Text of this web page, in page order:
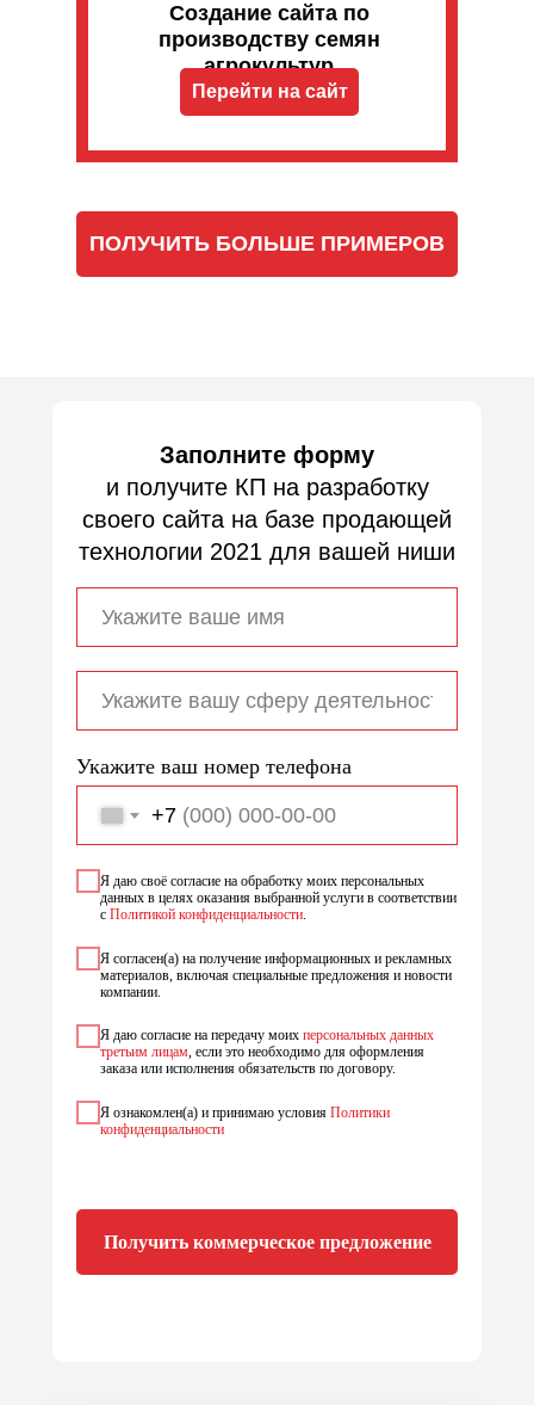
Создание сайта по
производству семян
агрокультур
Перейти на сайт
ПОЛУЧИТЬ БОЛЬШЕ ПРИМЕРОВ
Укажите ваш номер телефона
+7
Я даю своё согласие на обработку моих персональных
данных в целях оказания выбранной услуги в соответствии
с Политикой конфиденциальности
Я согласен(а) на получение информационных и рекламных
материалов, включая специальные предложения и новости
компании.
Я даю согласие на передачу моих персональных данных
третьим лицам, если это необходимо для оформления
заказа или исполнения обязательств по договору.
Я ознакомлен(а) и принимаю условия Политики
конфиденциальности
Получить коммерческое предложение
Заполните форму
и получите КП на разработку
своего сайта на базе продающей
технологии 2021 для вашей ниши